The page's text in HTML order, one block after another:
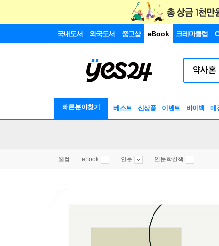
국내도서 외국도서 중고샵 eBook 크레마클럽
빠른분야찾기 베스트 신상품 이벤트 바이백 매
웰컴 eBook 인문 인문학산책